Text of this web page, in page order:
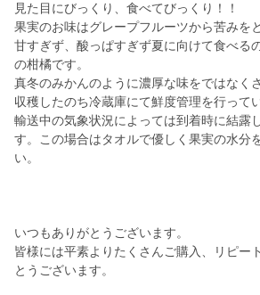
見た目にびっくり、食べてびっくり！！
果実のお味はグレープフルーツから苦みを
甘すぎず、酸っぱすぎず夏に向けて食べる
の柑橘です。
真冬のみかんのように濃厚な味をではなく
収穫したのち冷蔵庫にて鮮度管理を行って
輸送中の気象状況によっては到着時に結露
す。この場合はタオルで優しく果実の水分
い。
いつもありがとうございます。
皆様には平素よりたくさんご購入、リピー
とうございます。